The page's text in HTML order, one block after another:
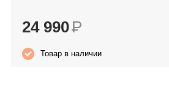
24 990Р
Товар в наличии